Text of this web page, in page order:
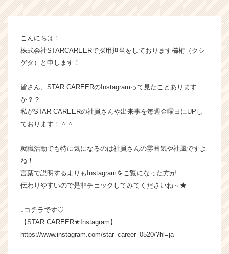
ム
ン】
チ
ー・
企
ら
ス
ト
が
こんにちは！
株式会社STARCAREERで採用担当をしております櫛桁（クシ
ゲタ）と申します！
皆さん、STAR CAREERのInstagramって見たことあります
か？？
私がSTAR CAREERの社員さんや出来事を毎週金曜日にUPし
ております！＾＾
就職活動でも特に気になるのは社員さんの雰囲気や社風ですよ
ね！
言葉で説明するよりもInstagramをご覧になった方が
伝わりやすいので是非チェックしてみてくださいね～★
↓コチラです♡
【STAR CAREER★Instagram】
https://www.instagram.com/star_career_0520/?hl=ja